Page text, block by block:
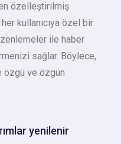
özelleştirilmiş
her kullanıcıya özel bir
ile haber
sağlar. Böylece,
özgü ve özgün
yenilenir